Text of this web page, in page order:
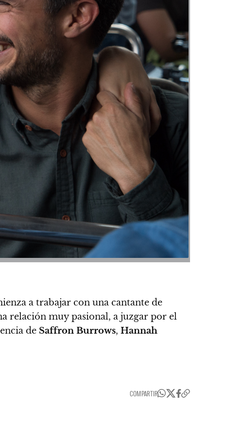
a trabajar con una cantante de
relación muy pasional, a juzgar por el
de Saffron Burrows, Hannah
COMPARTIR